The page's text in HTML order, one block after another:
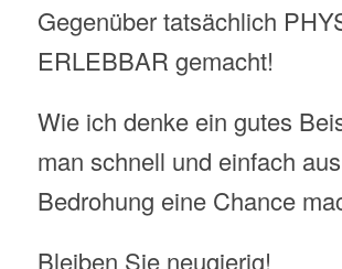
Gegenüber tatsächlich
ERLEBBAR gemacht!
Wie ich denke ein gutes
man schnell und einfach
Bedrohung eine Chance
Bleiben Sie neugierig!